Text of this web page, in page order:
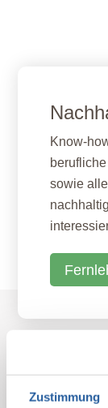
Zustimmung
Know-
sowie
Unser